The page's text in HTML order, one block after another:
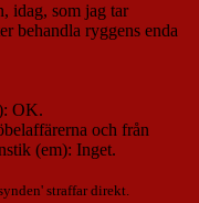
idag, som jag tar
behandla ryggens enda
OK.
och från
(em): Inget.
straffar direkt.